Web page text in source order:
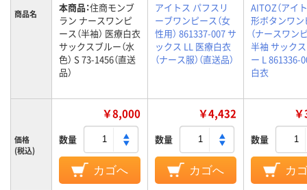
商品名 本商品：住商モンブ
ラン ナースワンピ
ース（半袖） 医療白衣
サックスブルー（水
色） S 73-1456（直送
品）
アイトス パフスリ
ーブワンピース（女
性用） 861337-007 サ
ックス LL 医療白衣
（ナース服）（直送品）
AITOZ（アイ
形ボタンワン
（ナースワン
半袖 サック
ー L
白衣
価格
(税込)
￥8,000
数量
カゴへ
￥4,432
数量
カゴへ
数量
カ